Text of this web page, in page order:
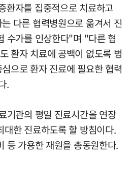
환자를 집중적으로 치료하고
다른 협력병원으로 옮겨서 진
수가를 인상한다"며 "다른 협
환자 치료에 공백이 없도록 병
으로 환자 진료에 필요한 협력
.
기관의 평일 진료시간을 연장
대한 진료하도록 할 방침이다.
등 가용한 재원을 총동원한다.